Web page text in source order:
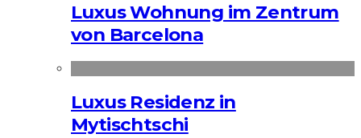
Luxus Wohnung im Zentrum
von Barcelona
Luxus Residenz in
Mytischtschi